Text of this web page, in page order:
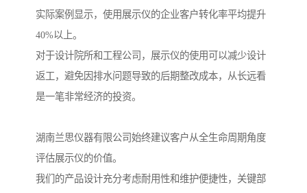
实际案例显示，使用展示仪的企业客户转化率平均提升
40%以上。
对于设计院所和工程公司，展示仪的使用可以减少设计
返工，避免因排水问题导致的后期整改成本，从长远看
是一笔非常经济的投资。
湖南兰思仪器有限公司始终建议客户从全生命周期角度
评估展示仪的价值。
我们的产品设计充分考虑耐用性和维护便捷性，关键部